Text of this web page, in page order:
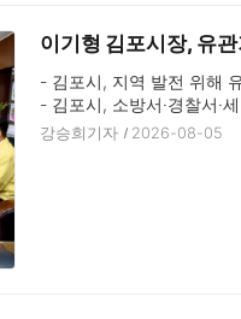
이기형 김포시장, 유
- 김포시, 지역 발전 위해
- 김포시, 소방서·경찰서·
강승희기자 2026-08-05